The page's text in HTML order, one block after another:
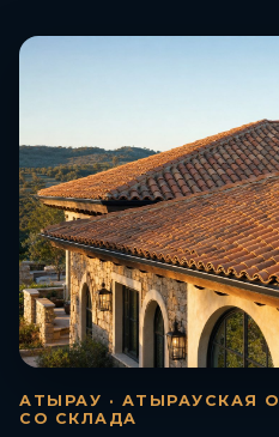
АТЫРАУ · АТЫРАУСКАЯ
СО СКЛАДА